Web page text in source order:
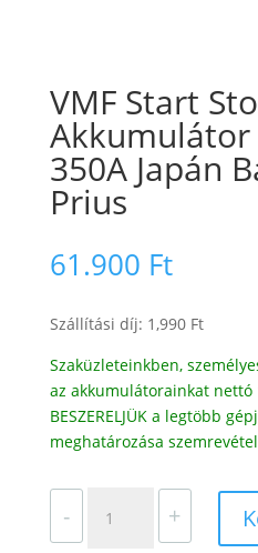
VMF Start
Akkumulátor
350A Japán
Prius
61.900 Ft
Szállítási díj: 1,990 Ft
Szaküzleteinkben,
az akkumulátorainkat nettó
BESZERELJÜK a legtöbb
meghatározása
-
Start
+